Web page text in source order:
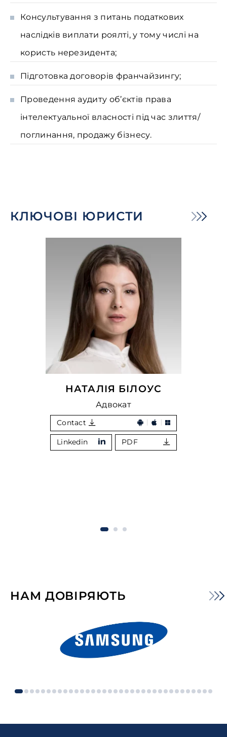
Консультування з питань податкових
наслідків виплати роялті, у тому числі на
користь нерезидента;
Підготовка договорів франчайзингу;
Проведення аудиту об’єктів права
інтелектуальної власності під час злиття/
поглинання, продажу бізнесу.
КЛЮЧОВІ ЮРИСТИ
НАТАЛІЯ БІЛОУС
Адвокат
Contact
Linkedin PDF
НАМ ДОВІРЯЮТЬ